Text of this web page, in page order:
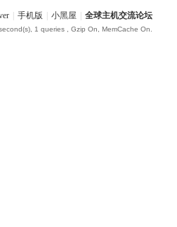
手机版 小黑屋 全球主机交流论坛
1 queries , Gzip On, MemCache On.